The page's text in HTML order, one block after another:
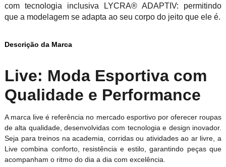
com tecnologia inclusiva LYCRA® ADAPTIV: permitindo
que a modelagem se adapta ao seu corpo do jeito que ele é.
Descrição da Marca
Live: Moda Esportiva com
Qualidade e Performance
A marca live é referência no mercado esportivo por oferecer roupas
de alta qualidade, desenvolvidas com tecnologia e design inovador.
Seja para treinos na academia, corridas ou atividades ao ar livre, a
Live combina conforto, resistência e estilo, garantindo peças que
acompanham o ritmo do dia a dia com excelência.